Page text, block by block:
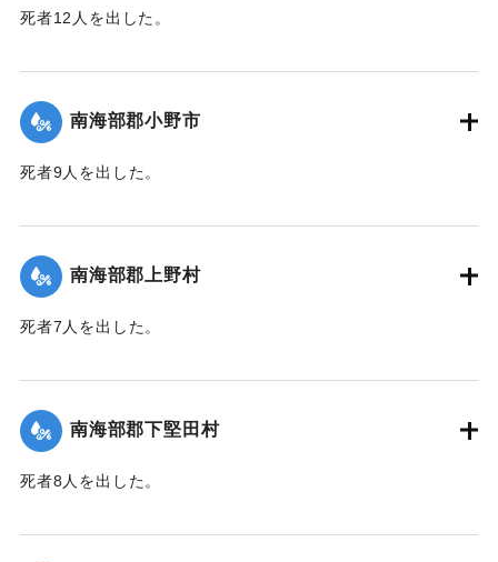
死者12人を出した。
｜固有コード: 00481060
南海部郡小野市
死者9人を出した。
｜固有コード: 00481061
南海部郡上野村
死者7人を出した。
｜固有コード: 00481054
南海部郡下堅田村
死者8人を出した。